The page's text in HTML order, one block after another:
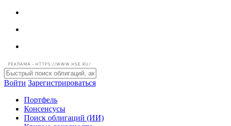
РЕКЛАМА • HTTPS://WWW.HSE.RU/
Войти Зарегистрироваться